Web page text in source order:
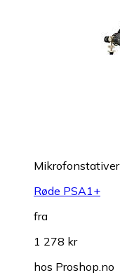
Mikrofonstativer
Røde PSA1+
fra
1 278 kr
hos Proshop.no